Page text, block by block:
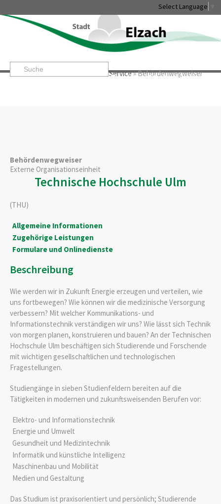
Select Language
Startseite» »Service»Behördenwegweiser
Leben & Erleben Rathaus & Service Stadtentwicklung &
Behördenwegweiser
Externe Organisationseinheit
Technische Hochschule Ulm
(THU)
Allgemeine Informationen
Zugehörige Leistungen
Formulare und Onlinedienste
Beschreibung
Wie werden wir in Zukunft Energie erzeugen und verteilen, wie
uns fortbewegen? Wie können wir die medizinische Versorgung
verbessern? Mit welcher Kommunikations- und
Informationstechnik verständigen wir uns? Wie lässt sich Technik
von morgen planen, konstruieren und bauen? An der Technischen
Hochschule Ulm beschäftigen sich Studierende und Forschende
mit wichtigen gesellschaftlichen und technologischen
Fragestellungen.
Studiengänge in sieben Studienfeldern bereiten auf die
Tätigkeiten in modernen und zukunftsweisenden Berufen vor:
Elektro- und Informationstechnik
Energie und Umwelt
Gesundheit und Medizintechnik
Informatik und künstliche Intelligenz
Maschinenbau und Mobilität
Medien und Gestaltung
Das Studium ist praxisorientiert und persönlich; Studierende